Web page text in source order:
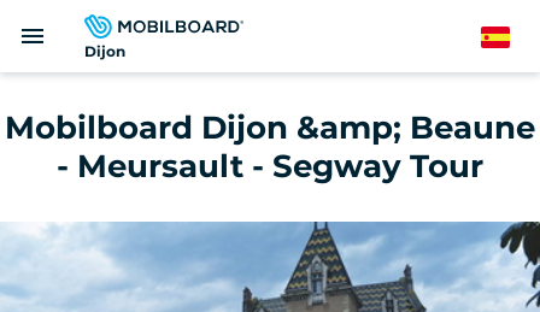
Dijon
menu Spanish
Mobilboard Dijon &amp; Beaune
- Meursault - Segway Tour